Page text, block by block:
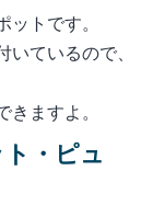
トです。
ているので、
ますよ。
・ピュ